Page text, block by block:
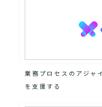
業務プロセスのアジャ
を支援する